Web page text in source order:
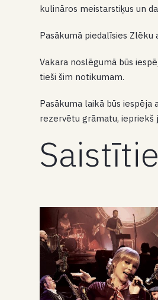
kulināros meistarstiķus un
Pasākumā piedalīsies Zlēku
Vakara noslēgumā būs
tieši šim notikumam.
Pasākuma laikā būs iespēja
rezervētu grāmatu, iepriekš